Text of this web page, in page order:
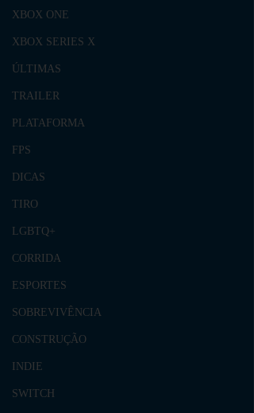
XBOX ONE
XBOX SERIES X
ÚLTIMAS
TRAILER
PLATAFORMA
FPS
DICAS
TIRO
LGBTQ+
CORRIDA
ESPORTES
SOBREVIVÊNCIA
CONSTRUÇÃO
INDIE
SWITCH